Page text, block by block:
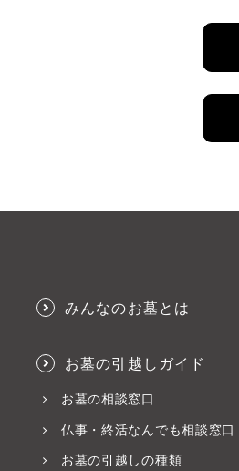
みんなのお墓とは
お墓の引越しガイド
お墓の相談窓口
仏事・終活なんでも相談窓口
お墓の引越しの種類